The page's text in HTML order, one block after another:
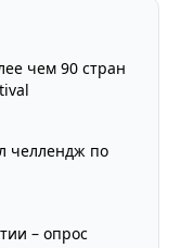
чем 90 стран
челлендж по
– опрос